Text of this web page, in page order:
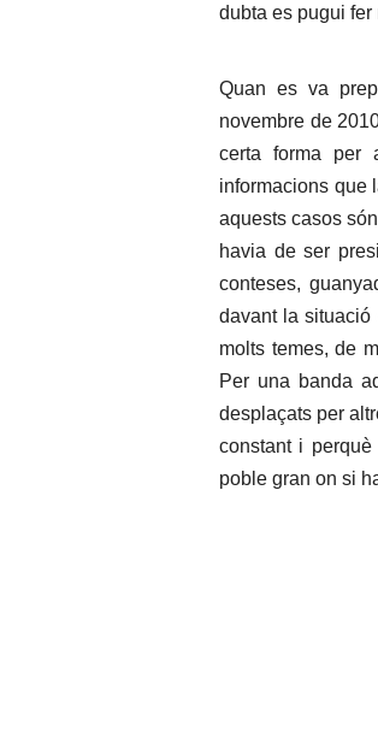
dubta es pugui fer
Quan es va
novembre de
certa forma per
informacions que
aquests casos
havia de ser
conteses,
davant la situació
molts temes, de
Per una banda
desplaçats per
constant i
poble gran on si